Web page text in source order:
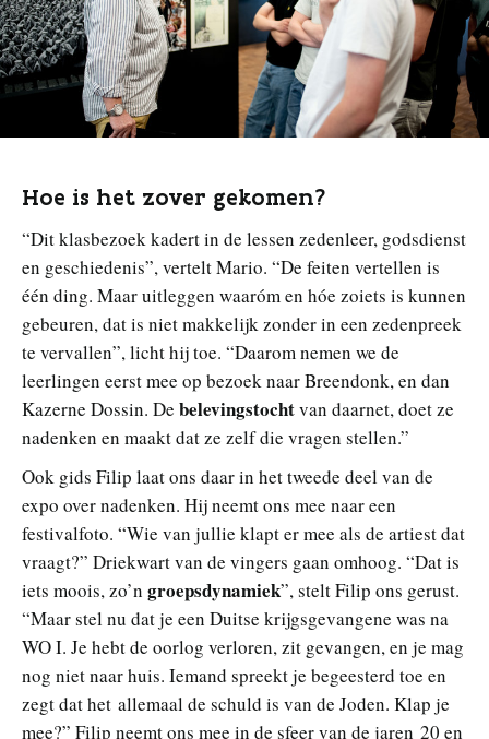
Hoe is het zover gekomen?
“Dit klasbezoek kadert in de lessen zedenleer, godsdienst
en geschiedenis”, vertelt Mario. “De feiten vertellen is
één ding. Maar uitleggen waaróm en hóe zoiets is kunnen
gebeuren, dat is niet makkelijk zonder in een zedenpreek
te vervallen”, licht hij toe. “Daarom nemen we de
leerlingen eerst mee op bezoek naar Breendonk, en dan
Kazerne Dossin. De belevingstochtvan daarnet, doet ze
nadenken en maakt dat ze zelf die vragen stellen.”
Ook gids Filip laat ons daar in het tweede deel van de
expo over nadenken. Hij neemt ons mee naar een
festivalfoto. “Wie van jullie klapt er mee als de artiest dat
vraagt?” Driekwart van de vingers gaan omhoog. “Dat is
iets moois, zo’n groepsdynamiek”, stelt Filip ons gerust.
“Maar stel nu dat je een Duitse krijgsgevangene was na
WO I. Je hebt de oorlog verloren, zit gevangen, en je mag
nog niet naar huis. Iemand spreekt je begeesterd toe en
zegt dat het allemaal de schuld is van de Joden. Klap je
mee?” Filip neemt ons mee in de sfeer van de jaren 20 en